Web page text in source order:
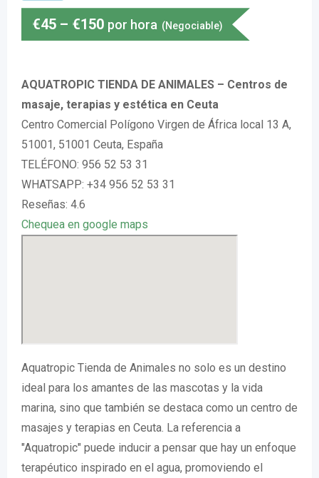
€45 – €150 por hora (Negociable)
AQUATROPIC TIENDA DE ANIMALES – Centros de
masaje, terapias y estética en Ceuta
Centro Comercial Polígono Virgen de África local 13 A,
51001, 51001 Ceuta, España
TELÉFONO: 956 52 53 31
WHATSAPP: +34 956 52 53 31
Reseñas: 4.6
Chequea en google maps
Aquatropic Tienda de Animales no solo es un destino
ideal para los amantes de las mascotas y la vida
marina, sino que también se destaca como un centro de
masajes y terapias en Ceuta. La referencia a
"Aquatropic" puede inducir a pensar que hay un enfoque
terapéutico inspirado en el agua, promoviendo el